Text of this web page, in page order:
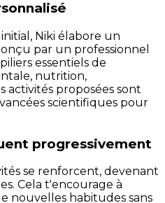
Niki élabore un
par un professionnel
essentiels de
nutrition,
activités proposées sont
scientifiques pour
progressivement
se renforcent, devenant
Cela t'encourage à
nouvelles habitudes sans